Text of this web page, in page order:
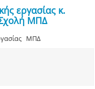
εργασίας κ.
ΜΠΔ
ΜΠΔ